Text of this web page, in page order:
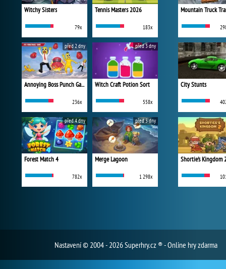
Witchy Sisters
79x
Tennis Masters 2026
183x
Annoying Boss Punch Game
236x
před 2 dny
Witch Craft Potion Sort
558x
před 3 dny
Forest Match 4
782x
před 4 dny
Merge Lagoon
1 298x
před 5 dny
Mountain Truck
City Stunts
Shortie's Kingdom
Nastavení© 2004 - 2026 Superhry.cz ® - Online hry zdarma